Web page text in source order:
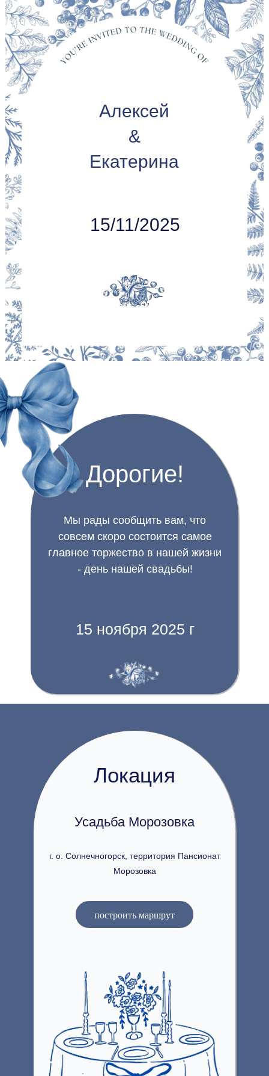
Алексей
&
Екатерина
15/11/2025
Мы рады сообщить вам, что
совсем скоро состоится самое
главное торжество в нашей жизни
- день нашей свадьбы!
15 ноября 2025 г
Дорогие!
Усадьба Морозовка
г. о. Солнечногорск, территория Пансионат
Морозовка
построить маршрут
Локация